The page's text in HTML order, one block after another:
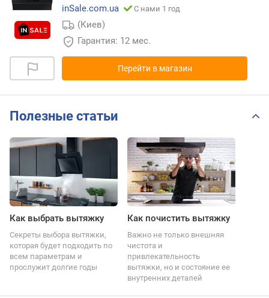
inSale.com.ua
С нами 1 год
(Киев)
Гарантия: 12 мес.
Перейти в магазин
Полезные статьи
Как выбрать вытяжку
Секреты выбора вытяжки,
которая будет подходить по
всем параметрам и
прослужит долгие годы
Как почистить вытяжку
Важно не только внешняя
чистота и
привлекательность
вытяжки, но и состояние ее
внутренних деталей